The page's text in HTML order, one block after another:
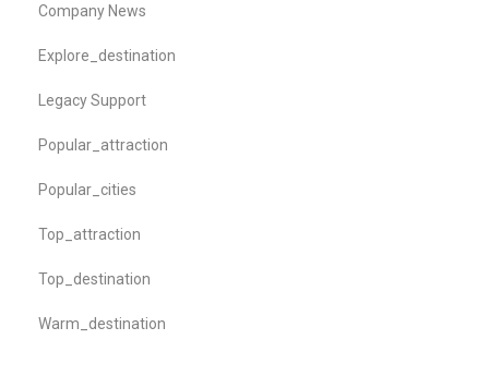
Company News
Explore_destination
Legacy Support
Popular_attraction
Popular_cities
Top_attraction
Top_destination
Warm_destination